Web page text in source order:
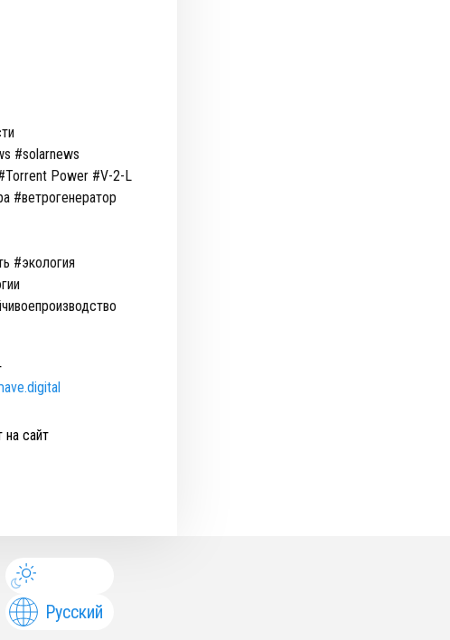
#solarnews
Power #V-2-L
#ветрогенератор
#экология
на сайт
Русский